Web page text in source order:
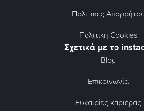
Πολιτικές Απορρήτου
Πολιτική Cookies
Σχετικά με το
Blog
Επικοινωνία
Ευκαιρίες καριέρας